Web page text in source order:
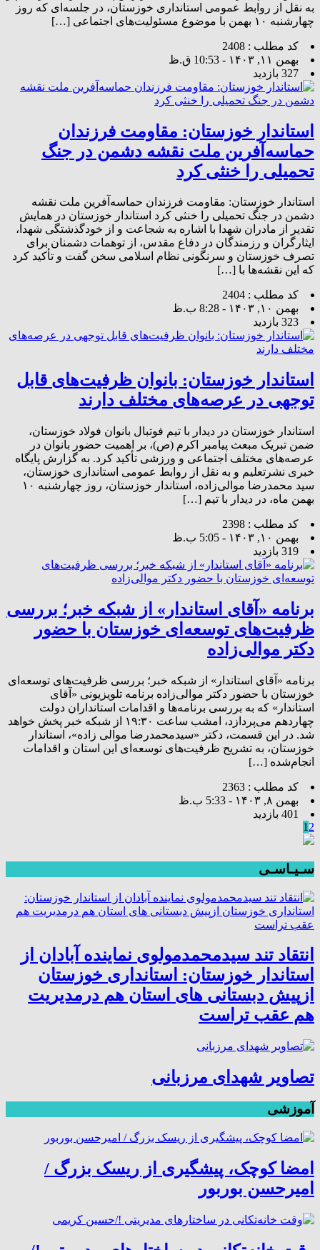
به نقل از روابط عمومی استانداری خوزستان، در جلسه‌ای که روز
چهارشنبه ۱۰ بهمن با موضوع مسئولیت‌های اجتماعی […]
کد مطلب : 2408
بهمن ۱۱, ۱۴۰۳ - 10:53 ق.ظ
327 بازدید
استاندار خوزستان: مقاومت فرزندان
حماسه‌آفرین ملت نقشه‌ دشمن در جنگ
تحمیلی را خنثی کرد
استاندار خوزستان: مقاومت فرزندان حماسه‌آفرین ملت نقشه‌
دشمن در جنگ تحمیلی را خنثی کرد استاندار خوزستان در همایش
تقدیر از مادران شهدا با اشاره به شجاعت و از خودگذشتگی شهدا،
ایثارگران و رزمندگان در دفاع مقدس، از توهمات دشمنان برای
تصرف خوزستان و سرنگونی نظام اسلامی سخن گفت و تأکید کرد
که این نقشه‌ها با […]
کد مطلب : 2404
بهمن ۱۰, ۱۴۰۳ - 8:28 ب.ظ
323 بازدید
استاندار خوزستان: بانوان ظرفیت‌های قابل
توجهی در عرصه‌های مختلف دارند
استاندار خوزستان در دیدار با تیم فوتبال بانوان فولاد خوزستان،
ضمن تبریک مبعث پیامبر اکرم (ص)، بر اهمیت حضور بانوان در
عرصه‌های مختلف اجتماعی و ورزشی تأکید کرد. به گزارش پایگاه
خبری نشرتعلیم و به نقل از روابط عمومی استانداری خوزستان،
سید محمدرضا موالی‌زاده، استاندار خوزستان، روز چهارشنبه ۱۰
بهمن ماه، در دیدار با تیم […]
کد مطلب : 2398
بهمن ۱۰, ۱۴۰۳ - 5:05 ب.ظ
319 بازدید
برنامه «آقای استاندار» از شبکه خبر؛ بررسی
ظرفیت‌های توسعه‌ای خوزستان با حضور
دکتر موالی‌زاده
برنامه «آقای استاندار» از شبکه خبر؛ بررسی ظرفیت‌های توسعه‌ای
خوزستان با حضور دکتر موالی‌زاده برنامه تلویزیونی «آقای
استاندار» که به بررسی برنامه‌ها و اقدامات استانداران دولت
چهاردهم می‌پردازد، امشب ساعت ۱۹:۳۰ از شبکه خبر پخش خواهد
شد. در این قسمت، دکتر «سیدمحمدرضا موالی زاده»، استاندار
خوزستان، به تشریح ظرفیت‌های توسعه‌ای این استان و اقدامات
انجام‌شده […]
کد مطلب : 2363
بهمن ۸, ۱۴۰۳ - 5:33 ب.ظ
401 بازدید
1 2
سـیـاسـی
انتقاد تند سیدمحمدمولوی نماینده آبادان از
استاندار خوزستان: استانداری خوزستان
ازپیش دبستانی های استان هم درمدیریت
هم عقب تراست
تصاویر شهدای مرزبانی
آموزشی
امضا کوچک، پیشگیری از ریسک بزرگ /
امیرحسن بوربور